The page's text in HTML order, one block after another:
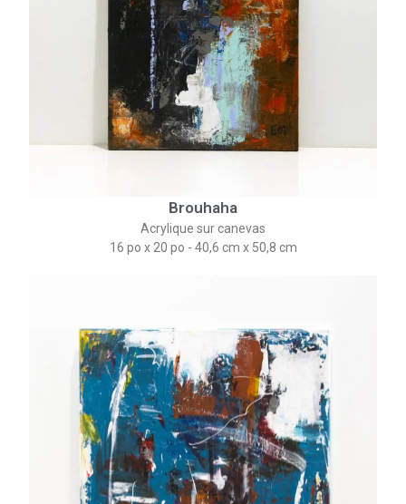
Brouhaha
Acrylique sur canevas
16 po x 20 po - 40,6 cm x 50,8 cm